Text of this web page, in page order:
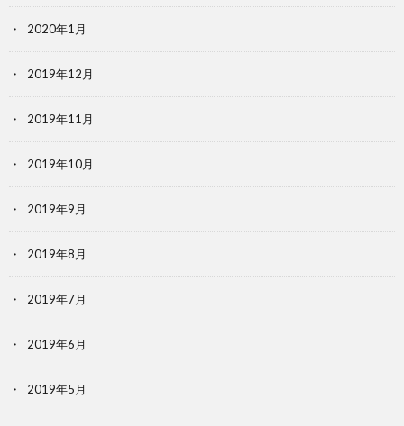
2020年1月
2019年12月
2019年11月
2019年10月
2019年9月
2019年8月
2019年7月
2019年6月
2019年5月